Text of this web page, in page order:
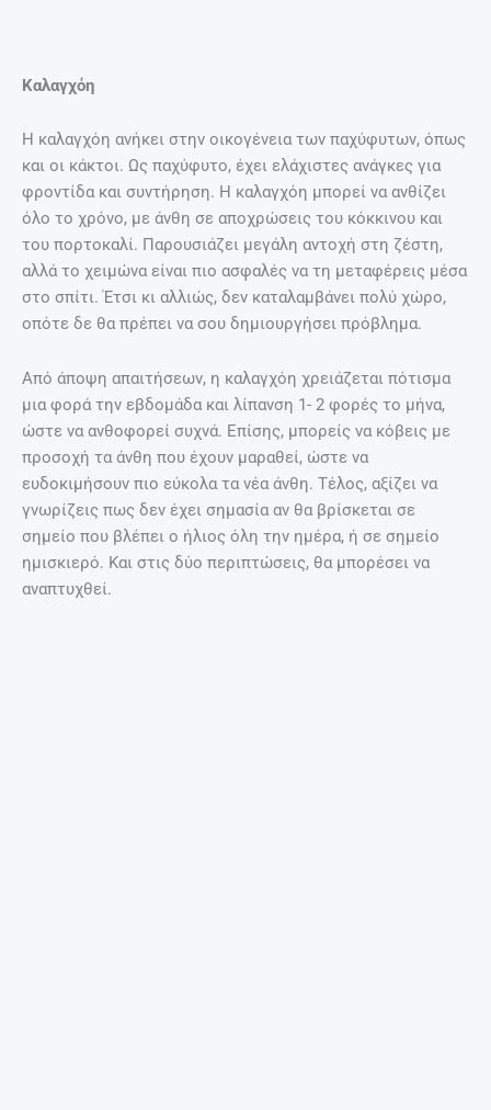
Καλαγχόη
Η καλαγχόη ανήκει στην οικογένεια των παχύφυτων, όπως
και οι κάκτοι. Ως παχύφυτο, έχει ελάχιστες ανάγκες για
φροντίδα και συντήρηση. Η καλαγχόη μπορεί να ανθίζει
όλο το χρόνο, με άνθη σε αποχρώσεις του κόκκινου και
του πορτοκαλί. Παρουσιάζει μεγάλη αντοχή στη ζέστη,
αλλά το χειμώνα είναι πιο ασφαλές να τη μεταφέρεις μέσα
στο σπίτι. Έτσι κι αλλιώς, δεν καταλαμβάνει πολύ χώρο,
οπότε δε θα πρέπει να σου δημιουργήσει πρόβλημα.
Από άποψη απαιτήσεων, η καλαγχόη χρειάζεται πότισμα
μια φορά την εβδομάδα και λίπανση 1- 2 φορές το μήνα,
ώστε να ανθοφορεί συχνά. Επίσης, μπορείς να κόβεις με
προσοχή τα άνθη που έχουν μαραθεί, ώστε να
ευδοκιμήσουν πιο εύκολα τα νέα άνθη. Τέλος, αξίζει να
γνωρίζεις πως δεν έχει σημασία αν θα βρίσκεται σε
σημείο που βλέπει ο ήλιος όλη την ημέρα, ή σε σημείο
ημισκιερό. Και στις δύο περιπτώσεις, θα μπορέσει να
αναπτυχθεί.